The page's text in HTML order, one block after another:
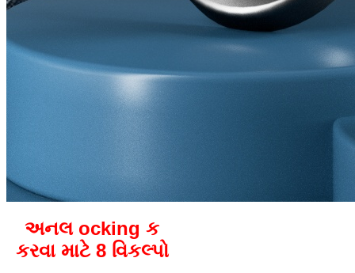
અનલ ocking ક
કરવા માટે 8 વિકલ્પો